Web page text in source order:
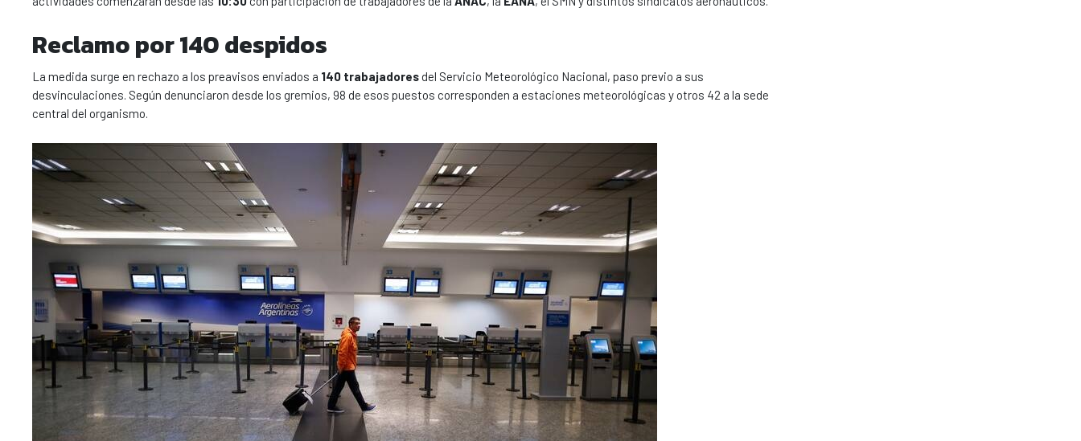
Reclamo por 140 despidos
La medida surge en rechazo a los preavisos enviados a 140 trabajadoresdel Servicio Meteorológico Nacional, paso previo a sus
desvinculaciones. Según denunciaron desde los gremios, 98 de esos puestos corresponden a estaciones meteorológicas y otros 42 a la sede
central del organismo.